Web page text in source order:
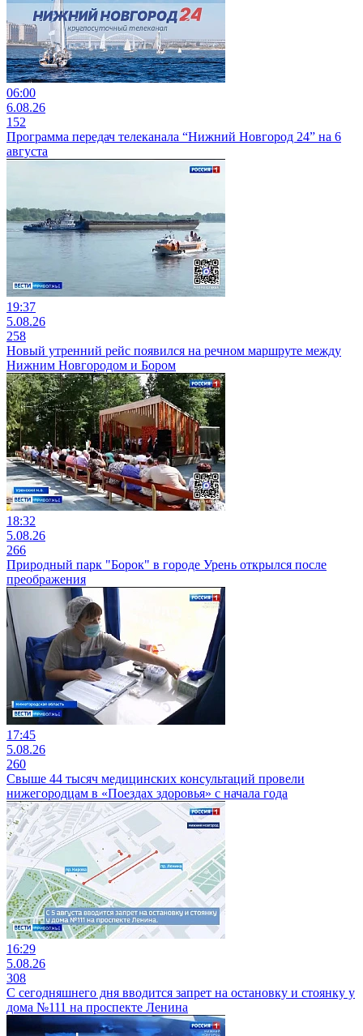
06:00
6.08.26
152
Программа передач телеканала “Нижний Новгород 24” на 6
августа
19:37
5.08.26
258
Новый утренний рейс появился на речном маршруте между
Нижним Новгородом и Бором
18:32
5.08.26
266
Природный парк "Борок" в городе Урень открылся после
преображения
17:45
5.08.26
260
Свыше 44 тысяч медицинских консультаций провели
нижегородцам в «Поездах здоровья» с начала года
16:29
5.08.26
308
С сегодняшнего дня вводится запрет на остановку и стоянку у
дома №111 на проспекте Ленина